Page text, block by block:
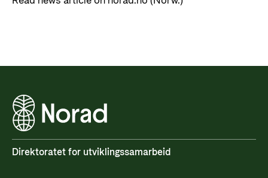
Direktoratet for utviklingssamarbeid